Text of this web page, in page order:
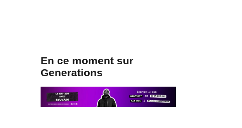
En ce moment sur
Generations